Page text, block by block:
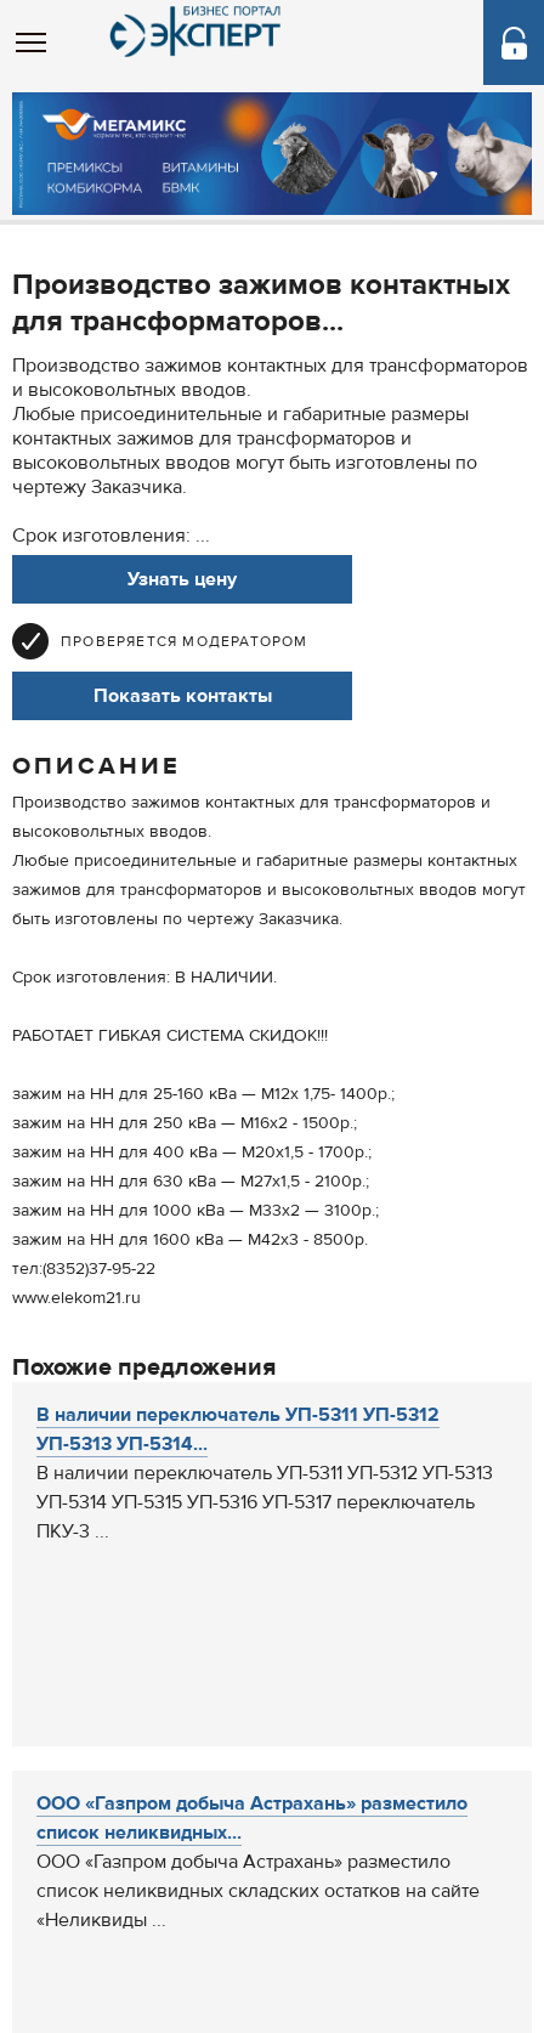
Производство зажимов контактных
для трансформаторов...
Производство зажимов контактных для трансформаторов
и высоковольтных вводов.
Любые присоединительные и габаритные размеры
контактных зажимов для трансформаторов и
высоковольтных вводов могут быть изготовлены по
чертежу Заказчика.
Срок изготовления: ...
Узнать цену
ПРОВЕРЯЕТСЯ МОДЕРАТОРОМ
Показать контакты
ОПИСАНИЕ
Производство зажимов контактных для трансформаторов и
высоковольтных вводов.
Любые присоединительные и габаритные размеры контактных
зажимов для трансформаторов и высоковольтных вводов могут
быть изготовлены по чертежу Заказчика.
Срок изготовления: В НАЛИЧИИ.
РАБОТАЕТ ГИБКАЯ СИСТЕМА СКИДОК!!!
зажим на НН для 25-160 кВа — М12х 1,75- 1400р.;
зажим на НН для 250 кВа — М16х2 - 1500р.;
зажим на НН для 400 кВа — М20х1,5 - 1700р.;
зажим на НН для 630 кВа — М27х1,5 - 2100р.;
зажим на НН для 1000 кВа — М33х2 — 3100р.;
зажим на НН для 1600 кВа — М42х3 - 8500р.
тел:(8352)37-95-22
www.elekom21.ru
Похожие предложения
В наличии переключатель УП-5311 УП-5312
УП-5313 УП-5314...
В наличии переключатель УП-5311 УП-5312 УП-5313
УП-5314 УП-5315 УП-5316 УП-5317 переключатель
ПКУ-3 ...
ООО «Газпром добыча Астрахань» разместило
список неликвидных...
ООО «Газпром добыча Астрахань» разместило
список неликвидных складских остатков на сайте
«Неликвиды ...